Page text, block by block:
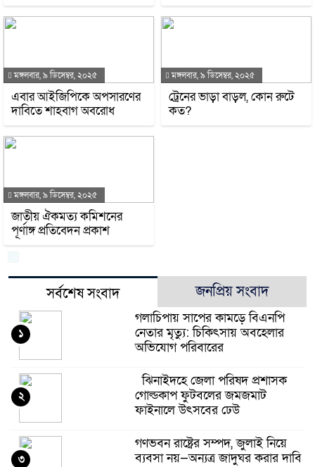
মঙ্গলবার, ৯ ডিসেম্বর, ২০২৫
এবার আইজিপিকে অপসারণের
দাবিতে শাহবাগ অবরোধ
মঙ্গলবার, ৯ ডিসেম্বর, ২০২৫
ট্রেনের ভাড়া বাড়ল, কোন রুটে
কত?
মঙ্গলবার, ৯ ডিসেম্বর, ২০২৫
জাতীয় ঐকমত্য কমিশনের
পূর্ণাঙ্গ প্রতিবেদন প্রকাশ
সর্বশেষ সংবাদ জনপ্রিয় সংবাদ
গলাচিপায় সাপের কামড়ে বিএনপি
নেতার মৃত্যু: চিকিৎসায় অবহেলার
অভিযোগ পরিবারের
১
ঝিনাইদহে জেলা পরিষদ প্রশাসক
গোল্ডকাপ ফুটবলের জমজমাট
ফাইনালে উৎসবের ঢেউ
২
গণভবন রাষ্ট্রের সম্পদ, জুলাই নিয়ে
ব্যবসা নয়—অন্যত্র জাদুঘর করার দাবি
৩